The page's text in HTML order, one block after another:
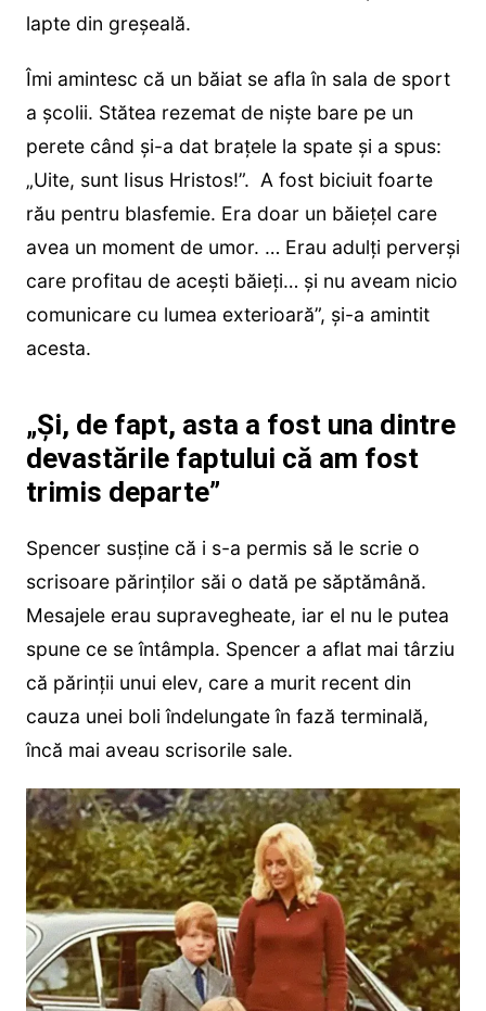
lapte din greșeală.
Îmi amintesc că un băiat se afla în sala de sport
a școlii. Stătea rezemat de niște bare pe un
perete când și-a dat brațele la spate și a spus:
„Uite, sunt Iisus Hristos!”. A fost biciuit foarte
rău pentru blasfemie. Era doar un băiețel care
avea un moment de umor. … Erau adulți perverși
care profitau de acești băieți… și nu aveam nicio
comunicare cu lumea exterioară”, și-a amintit
acesta.
„Și, de fapt, asta a fost una dintre
devastările faptului că am fost
trimis departe”
Spencer susține că i s-a permis să le scrie o
scrisoare părinților săi o dată pe săptămână.
Mesajele erau supravegheate, iar el nu le putea
spune ce se întâmpla. Spencer a aflat mai târziu
că părinții unui elev, care a murit recent din
cauza unei boli îndelungate în fază terminală,
încă mai aveau scrisorile sale.